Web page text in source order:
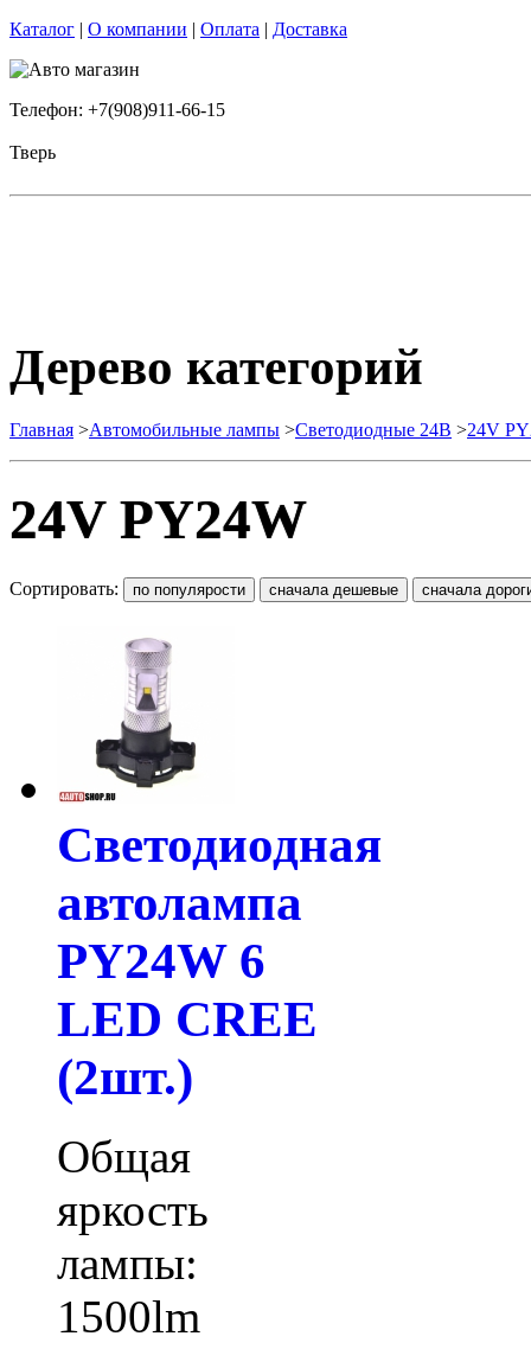
Каталог | О компании | Оплата | Доставка
Телефон: +7(908)911-66-15
Тверь
Дерево категорий
Главная >Автомобильные лампы >Cветодиодные 24B >24V
24V PY24W
Сортировать:
Светодиодная
автолампа
PY24W 6
LED CREE
(2шт.)
Общая
яркость
лампы:
1500lm